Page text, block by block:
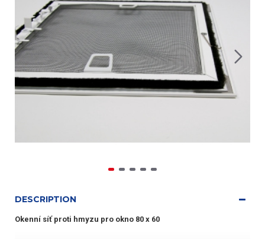
DESCRIPTION
Okenní síť proti hmyzu pro okno 80 x 60